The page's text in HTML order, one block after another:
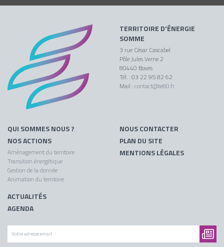
TERRITOIRE D'ÉNERGIE
SOMME
3 rue César Cascabel
Pôle Jules Verne 2
80440 Boves
Tél. : 03 22 95 82 62
Mail :contact@te80.fr
QUI SOMMES NOUS ?
NOS ACTIONS
Aménagement du territoire
Transition énergétique
Gestion de la donnée
Animation du territoire
ACTUALITÉS
AGENDA
NOUS CONTACTER
PLAN DU SITE
MENTIONS LÉGALES